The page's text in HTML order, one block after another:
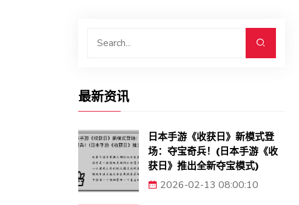
最新资讯
日本手游《收获日》新模式登
场：夺宝奇兵！(日本手游《收
获日》推出全新夺宝模式)
2026-02-13 08:00:10